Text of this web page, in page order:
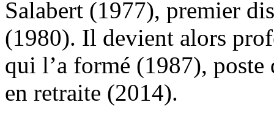
Salabert (1977), premier
(1980). Il devient alors
qui l’a formé (1987), poste
en retraite (2014).